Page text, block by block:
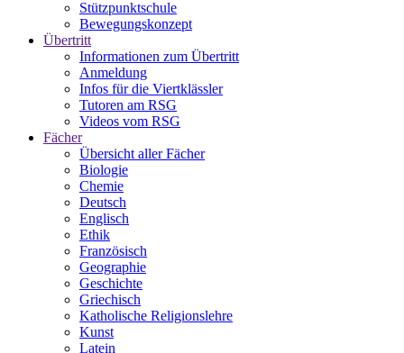
Stützpunktschule
Bewegungskonzept
Übertritt
Informationen zum Übertritt
Anmeldung
Infos für die Viertklässler
Tutoren am RSG
Videos vom RSG
Fächer
Übersicht aller Fächer
Biologie
Chemie
Deutsch
Englisch
Ethik
Französisch
Geographie
Geschichte
Griechisch
Katholische Religionslehre
Kunst
Latein